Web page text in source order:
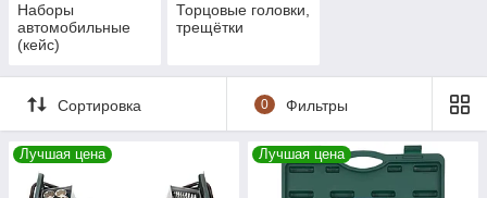
Наборы
автомобильные
(кейс)
Торцовые головки,
трещётки
Сортировка 0 Фильтры
Лучшая цена Лучшая цена